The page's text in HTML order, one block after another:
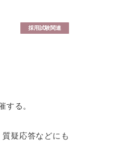
採用試験関連
る。
疑応答などにも